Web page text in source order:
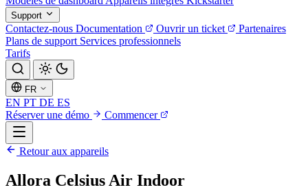
Support
Contactez-nous Documentation Ouvrir un ticket
Partenaires
Plans de support Services professionnels
Tarifs
FR
EN PT DE ES
Réserver une démo
Commencer
Retour aux appareils
Allora Celsius Air Indoor